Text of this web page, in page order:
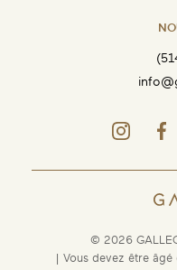
© 2026
| Vous devez être